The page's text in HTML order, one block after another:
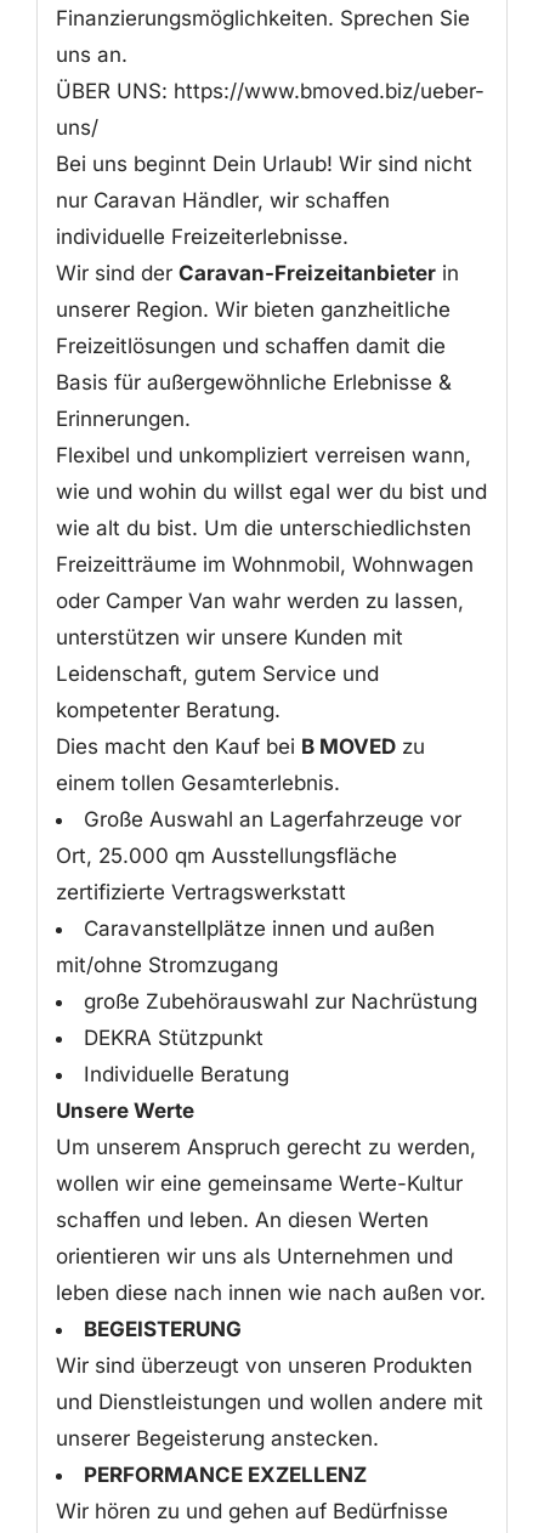
Finanzierungsmöglichkeiten. Sprechen Sie
uns an.
ÜBER UNS: https://www.bmoved.biz/ueber-
uns/
Bei uns beginnt Dein Urlaub! Wir sind nicht
nur Caravan Händler, wir schaffen
individuelle Freizeiterlebnisse.
Wir sind der Caravan-Freizeitanbieter in
unserer Region. Wir bieten ganzheitliche
Freizeitlösungen und schaffen damit die
Basis für außergewöhnliche Erlebnisse &
Erinnerungen.
Flexibel und unkompliziert verreisen wann,
wie und wohin du willst egal wer du bist und
wie alt du bist. Um die unterschiedlichsten
Freizeitträume im Wohnmobil, Wohnwagen
oder Camper Van wahr werden zu lassen,
unterstützen wir unsere Kunden mit
Leidenschaft, gutem Service und
kompetenter Beratung.
Dies macht den Kauf bei B MOVED zu
einem tollen Gesamterlebnis.
Große Auswahl an Lagerfahrzeuge vor
Ort, 25.000 qm Ausstellungsfläche
zertifizierte Vertragswerkstatt
Caravanstellplätze innen und außen
mit/ohne Stromzugang
große Zubehörauswahl zur Nachrüstung
DEKRA Stützpunkt
Individuelle Beratung
Unsere Werte
Um unserem Anspruch gerecht zu werden,
wollen wir eine gemeinsame Werte-Kultur
schaffen und leben. An diesen Werten
orientieren wir uns als Unternehmen und
leben diese nach innen wie nach außen vor.
BEGEISTERUNG
Wir sind überzeugt von unseren Produkten
und Dienstleistungen und wollen andere mit
unserer Begeisterung anstecken.
PERFORMANCE EXZELLENZ
Wir hören zu und gehen auf Bedürfnisse